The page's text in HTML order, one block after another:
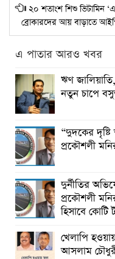
২০ শতাংশ শিশু ভিটামিন
ব্রোকারদের আয় বাড়াতে
এ পাতার আরও খবর
ঋণ
নতুন চাপে
“দুদকের
প্রকৌশলী
দুর্নীতির
প্রকৌশলী
হিসাবে কোটি
খেলাপি
আসলাম